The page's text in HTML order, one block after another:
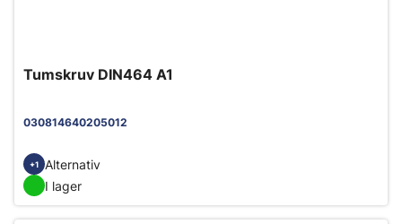
Tumskruv DIN464 A1
030814640205012
+1
Alternativ
I lager